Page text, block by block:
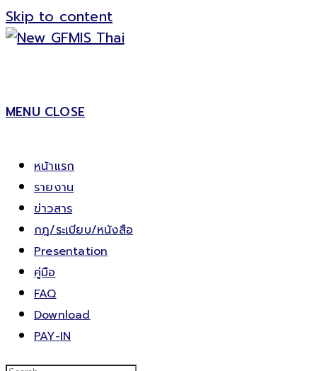
Skip to content
MENU CLOSE
หน้าแรก
รายงาน
ข่าวสาร
กฎ/ระเบียบ/หนังสือ
Presentation
คู่มือ
FAQ
Download
PAY-IN